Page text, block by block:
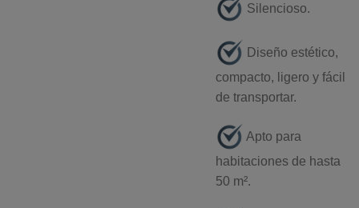
Silencioso.
⁠ Diseño estético,
compacto, ligero y fácil
de transportar.
⁠Apto para
habitaciones de hasta
50 m².